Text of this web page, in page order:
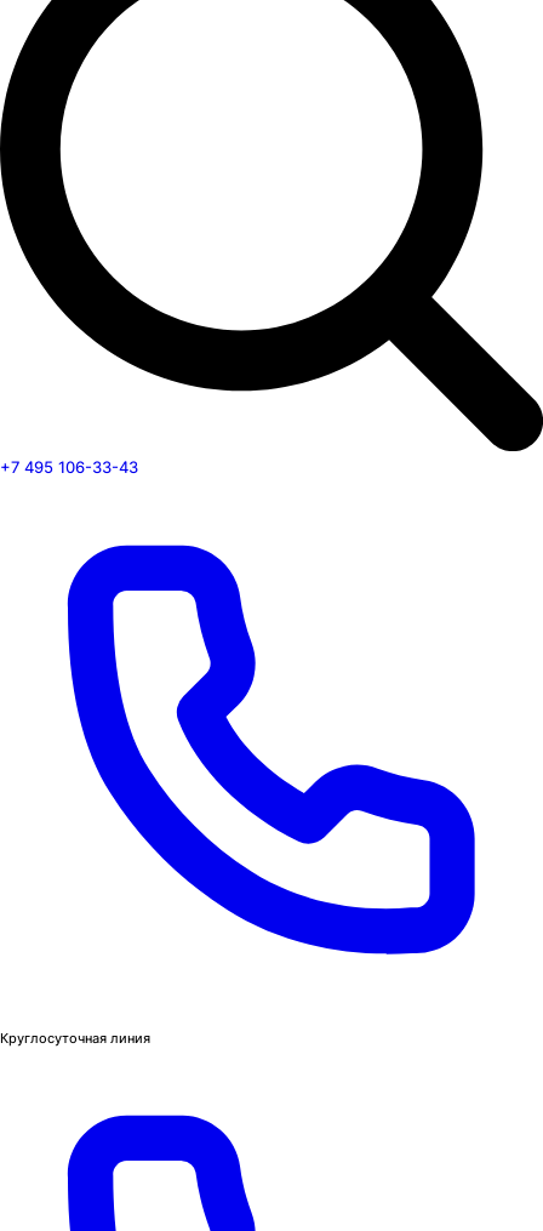
+7 495 106-33-43
Круглосуточная линия